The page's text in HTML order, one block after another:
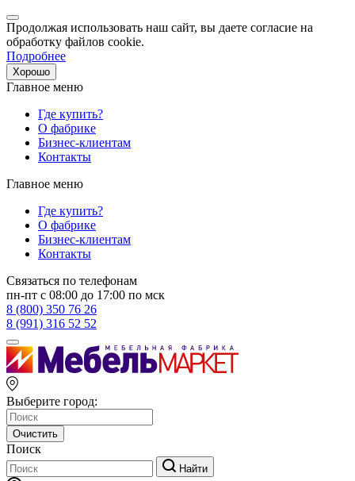
Продолжая использовать наш сайт, вы даете согласие на
обработку файлов cookie.
Подробнее
Хорошо
Главное меню
Где купить?
О фабрике
Бизнес-клиентам
Контакты
Главное меню
Где купить?
О фабрике
Бизнес-клиентам
Контакты
Связаться по телефонам
пн-пт с 08:00 до 17:00 по мск
8 (800) 350 76 26
8 (991) 316 52 52
Выберите город:
Очистить
Поиск
Найти